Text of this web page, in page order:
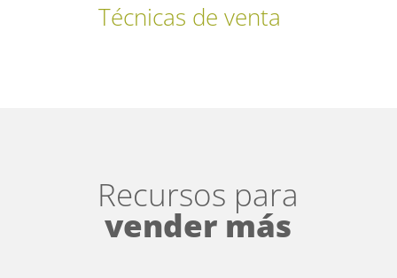
Técnicas de venta
Recursos para
vender más